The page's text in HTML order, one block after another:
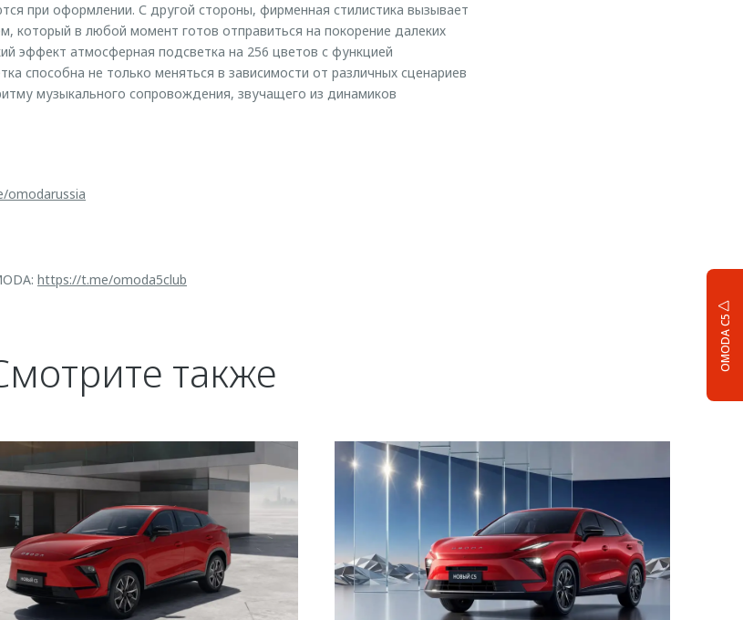
OMODA C5
при оформлении. С другой стороны, фирменная стилистика вызывает
который в любой момент готов отправиться на покорение далеких
эффект атмосферная подсветка на 256 цветов с функцией
способна не только меняться в зависимости от различных сценариев
музыкального сопровождения, звучащего из динамиков
omodarussia
https://t.me/omoda5club
также